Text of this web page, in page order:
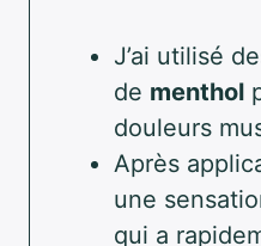
J’ai utilisé
de menthol
douleurs
Après
une
qui a